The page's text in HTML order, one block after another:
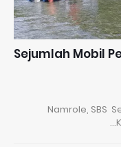
Sejumlah Mobil
Namrole, SBS